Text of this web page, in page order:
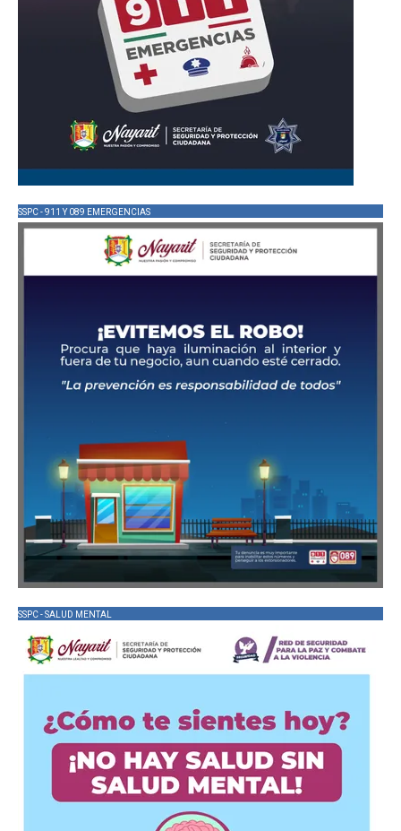
SSPC - 911 Y 089 EMERGENCIAS
SSPC - SALUD MENTAL